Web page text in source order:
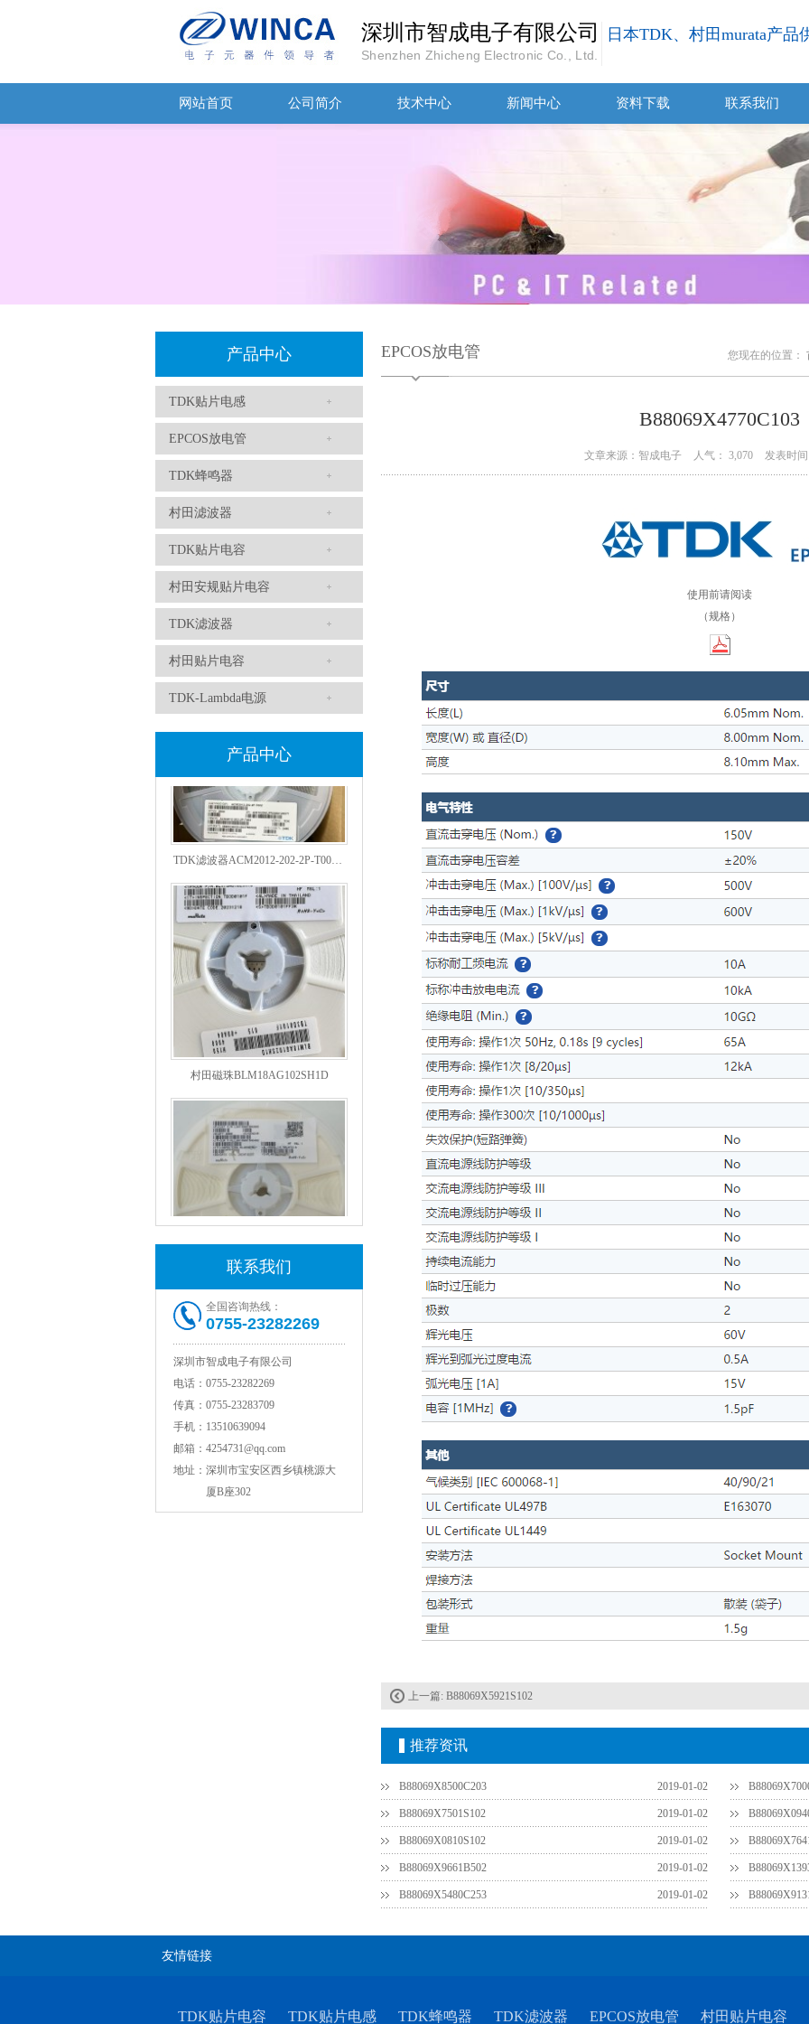
深圳市智成电子有限公司
Shenzhen Zhicheng Electronic Co., Ltd.
日本TDK、村田murata产品
网站首页 公司简介 技术中心 新闻中心 资料下载 联系我们
产品中心
TDK贴片电感
EPCOS放电管
TDK蜂鸣器
村田滤波器
TDK贴片电容
村田安规贴片电容
TDK滤波器
村田贴片电容
TDK-Lambda电源
产品中心
TDK车规电容CGA4J1X7R1E475KT0Y0E
TDK滤波器ACM2012-202-2P-T002参数
村田磁珠BLM18AG102SH1D
村田电感LQW18AN15NG00D
联系我们
全国咨询热线：
0755-23282269
深圳市智成电子有限公司
电话： 0755-23282269
传真： 0755-23283709
手机： 13510639094
邮箱： 4254731@qq.com
地址： 深圳市宝安区西乡镇桃源大
厦B座302
EPCOS放电管 您现在的位置：
B88069X4770C103
文章来源：智成电子 人气： 3,070 发表时
使用前请阅读
（规格）
上一篇: B88069X5921S102
推荐资讯
B88069X8500C203 2019-01-02
B88069X7501S102 2019-01-02
B88069X0810S102 2019-01-02
B88069X9661B502 2019-01-02
B88069X5480C253 2019-01-02
友情链接
TDK贴片电容 TDK贴片电感 TDK蜂鸣器 TDK滤波器 EPCOS放电管 村田贴片电容